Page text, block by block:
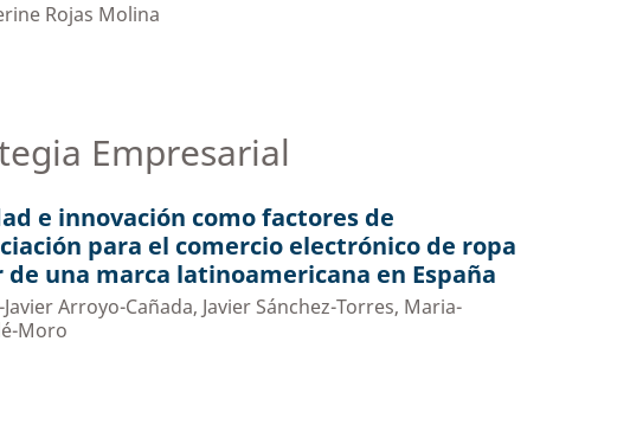
Rojas Molina
Empresarial
e innovación como factores de
para el comercio electrónico de ropa
una marca latinoamericana en España
Arroyo-Cañada, Javier Sánchez-Torres, Maria-
Moro